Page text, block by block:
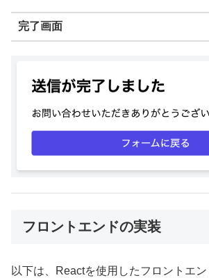
完了画面
フロントエンドの実装
以下は、Reactを使用したフロントエン